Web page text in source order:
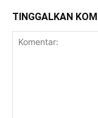
TINGGALKAN